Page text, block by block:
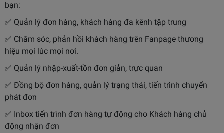
bạn:
✅ Quản lý đơn hàng, khách hàng đa kênh tập trung
✅ Chăm sóc, phản hồi khách hàng trên Fanpage thương
hiệu mọi lúc mọi nơi.
✅ Quản lý nhập-xuất-tồn đơn giản, trực quan
✅ Đồng bộ đơn hàng, quản lý trạng thái, tiến trình chuyển
phát đơn
✅ Inbox tiến trình đơn hàng tự động cho Khách hàng chủ
động nhận đơn